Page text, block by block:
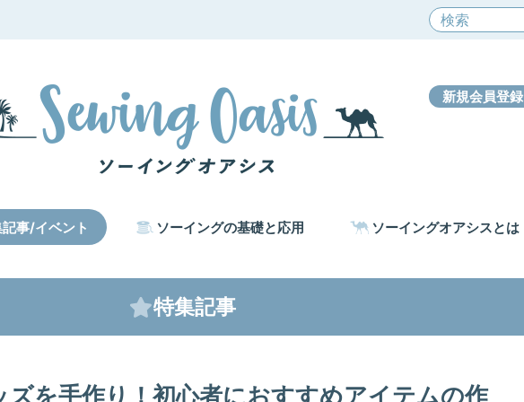
新規会員登録
事/イベント ソーイングの基礎と応用 ソーイングオアシスとは
特集記事
ズを手作り！初心者におすすめアイテムの作